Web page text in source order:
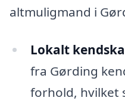
altmuligmand i
Lokalt
fra Gørding
forhold, hvilket